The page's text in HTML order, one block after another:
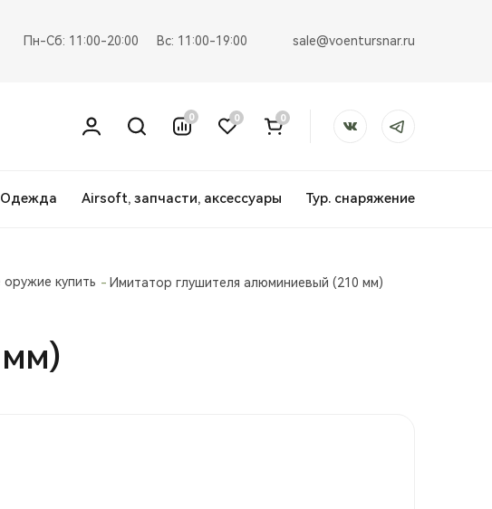
Пн-Сб: 11:00-20:00 Вс: 11:00-19:00 sale@voentursnar.ru
0 0 0
Одежда Airsoft, запчасти, аксессуары Тур. снаряжение
купить Имитатор глушителя алюминиевый (210 мм)